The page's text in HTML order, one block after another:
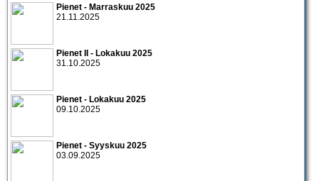
Pienet - Marraskuu 2025
21.11.2025
Pienet II - Lokakuu 2025
31.10.2025
Pienet - Lokakuu 2025
09.10.2025
Pienet - Syyskuu 2025
03.09.2025